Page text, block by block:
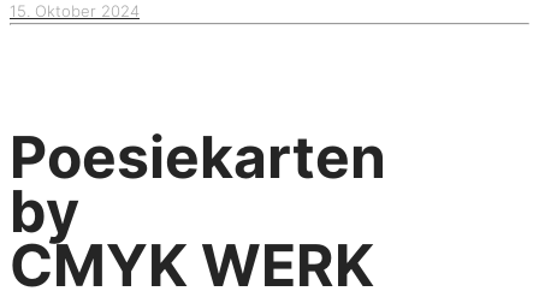
15. Oktober 2024
Poesiekarten
by
CMYK WERK